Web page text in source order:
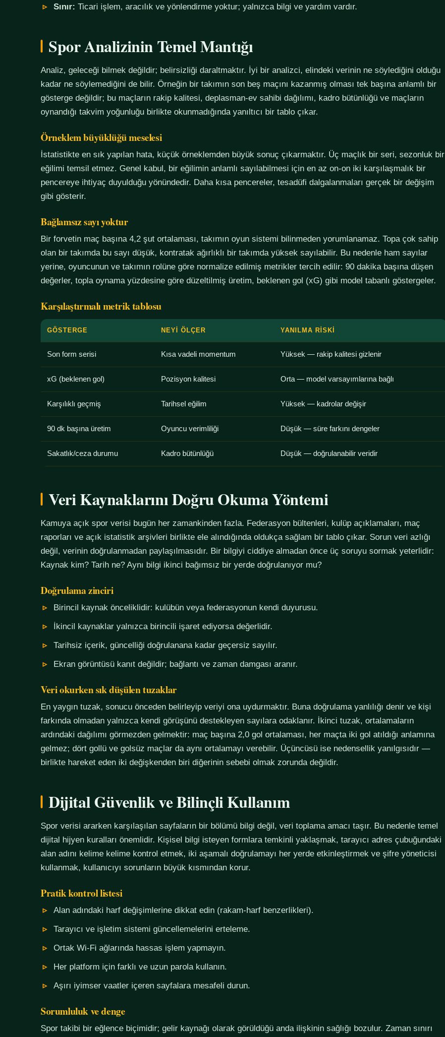
Sınır: Ticari işlem, aracılık ve yönlendirme yoktur; yalnızca bilgi ve yardım vardır.
Spor Analizinin Temel Mantığı
Analiz, geleceği bilmek değildir; belirsizliği daraltmaktır. İyi bir analizci, elindeki verinin ne söylediğini olduğu
kadar ne söylemediğini de bilir. Örneğin bir takımın son beş maçını kazanmış olması tek başına anlamlı bir
gösterge değildir; bu maçların rakip kalitesi, deplasman-ev sahibi dağılımı, kadro bütünlüğü ve maçların
oynandığı takvim yoğunluğu birlikte okunmadığında yanıltıcı bir tablo çıkar.
Örneklem büyüklüğü meselesi
İstatistikte en sık yapılan hata, küçük örneklemden büyük sonuç çıkarmaktır. Üç maçlık bir seri, sezonluk bir
eğilimi temsil etmez. Genel kabul, bir eğilimin anlamlı sayılabilmesi için en az on-on iki karşılaşmalık bir
pencereye ihtiyaç duyulduğu yönündedir. Daha kısa pencereler, tesadüfi dalgalanmaları gerçek bir değişim
gibi gösterir.
Bağlamsız sayı yoktur
Bir forvetin maç başına 4,2 şut ortalaması, takımın oyun sistemi bilinmeden yorumlanamaz. Topa çok sahip
olan bir takımda bu sayı düşük, kontratak ağırlıklı bir takımda yüksek sayılabilir. Bu nedenle ham sayılar
yerine, oyuncunun ve takımın rolüne göre normalize edilmiş metrikler tercih edilir: 90 dakika başına düşen
değerler, topla oynama yüzdesine göre düzeltilmiş üretim, beklenen gol (xG) gibi model tabanlı göstergeler.
Karşılaştırmalı metrik tablosu
GÖSTERGE NEYI ÖLÇER YANILMA RISKI
Son form serisi Kısa vadeli momentum Yüksek — rakip kalitesi gizlenir
xG (beklenen gol) Pozisyon kalitesi Orta — model varsayımlarına bağlı
Karşılıklı geçmiş Tarihsel eğilim Yüksek — kadrolar değişir
90 dk başına üretim Oyuncu verimliliği Düşük — süre farkını dengeler
Sakatlık/ceza durumu Kadro bütünlüğü Düşük — doğrulanabilir veridir
Veri Kaynaklarını Doğru Okuma Yöntemi
Kamuya açık spor verisi bugün her zamankinden fazla. Federasyon bültenleri, kulüp açıklamaları, maç
raporları ve açık istatistik arşivleri birlikte ele alındığında oldukça sağlam bir tablo çıkar. Sorun veri azlığı
değil, verinin doğrulanmadan paylaşılmasıdır. Bir bilgiyi ciddiye almadan önce üç soruyu sormak yeterlidir:
Kaynak kim? Tarih ne? Aynı bilgi ikinci bağımsız bir yerde doğrulanıyor mu?
Doğrulama zinciri
Birincil kaynak önceliklidir: kulübün veya federasyonun kendi duyurusu.
İkincil kaynaklar yalnızca birincili işaret ediyorsa değerlidir.
Tarihsiz içerik, güncelliği doğrulanana kadar geçersiz sayılır.
Ekran görüntüsü kanıt değildir; bağlantı ve zaman damgası aranır.
Veri okurken sık düşülen tuzaklar
En yaygın tuzak, sonucu önceden belirleyip veriyi ona uydurmaktır. Buna doğrulama yanlılığı denir ve kişi
farkında olmadan yalnızca kendi görüşünü destekleyen sayılara odaklanır. İkinci tuzak, ortalamaların
ardındaki dağılımı görmezden gelmektir: maç başına 2,0 gol ortalaması, her maçta iki gol atıldığı anlamına
gelmez; dört gollü ve golsüz maçlar da aynı ortalamayı verebilir. Üçüncüsü ise nedensellik yanılgısıdır —
birlikte hareket eden iki değişkenden biri diğerinin sebebi olmak zorunda değildir.
Dijital Güvenlik ve Bilinçli Kullanım
Spor verisi ararken karşılaşılan sayfaların bir bölümü bilgi değil, veri toplama amacı taşır. Bu nedenle temel
dijital hijyen kuralları önemlidir. Kişisel bilgi isteyen formlara temkinli yaklaşmak, tarayıcı adres çubuğundaki
alan adını kelime kelime kontrol etmek, iki aşamalı doğrulamayı her yerde etkinleştirmek ve şifre yöneticisi
kullanmak, kullanıcıyı sorunların büyük kısmından korur.
Pratik kontrol listesi
Alan adındaki harf değişimlerine dikkat edin (rakam-harf benzerlikleri).
Tarayıcı ve işletim sistemi güncellemelerini erteleme.
Ortak Wi-Fi ağlarında hassas işlem yapmayın.
Her platform için farklı ve uzun parola kullanın.
Aşırı iyimser vaatler içeren sayfalara mesafeli durun.
Sorumluluk ve denge
Spor takibi bir eğlence biçimidir; gelir kaynağı olarak görüldüğü anda ilişkinin sağlığı bozulur. Zaman sınırı